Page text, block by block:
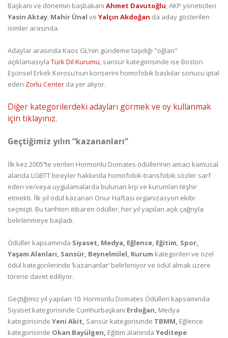
Başkanı ve dönemin başbakanı Ahmet Davutoğlu, AKP yöneticileri
Yasin Aktay, Mahir Ünal ve Yalçın Akdoğan da aday gösterilen
isimler arasında.
Adaylar arasında Kaos GL’nin gündeme taşıdığı "oğlan"
açıklamasıyla Türk Dil Kurumu, sansür kategorisinde ise Boston
Eşcinsel Erkek Korosu’nun konserini homofobik baskılar sonucu iptal
eden Zorlu Center da yer alıyor.
Diğer kategorilerdeki adayları görmek ve oy kullanmak
için tıklayınız.
Geçtiğimiz yılın “kazananları”
İlk kez 2005’’te verilen Hormonlu Domates ödüllerinin amacı kamusal
alanda LGBTT bireyler hakkında homofobik-transfobik sözler sarf
eden ve/veya uygulamalarda bulunan kişi ve kurumları teşhir
etmekti. İlk yıl ödül kazanan Onur Haftası organizasyon ekibi
seçmişti. Bu tarihten itibaren ödüller, her yıl yapılan açık çağrıyla
belirlenmeye başladı.
Ödüller kapsamında Siyaset, Medya, Eğlence, Eğitim, Spor,
Yaşam Alanları, Sansür, Beynelmilel, Kurum kategorileri ve özel
ödül kategorilerinde ‘kazananlar’ belirleniyor ve ödül almak üzere
törene davet ediliyor.
Geçtiğimiz yıl yapılan 10. Hormonlu Domates Ödülleri kapsamında
Siyaset kategorisinde Cumhurbaşkanı Erdoğan, Medya
kategorisinde Yeni Akit, Sansür kategorisinde TBMM, Eğlence
kategorisinde Okan Bayülgen, Eğitim alanında Yeditepe